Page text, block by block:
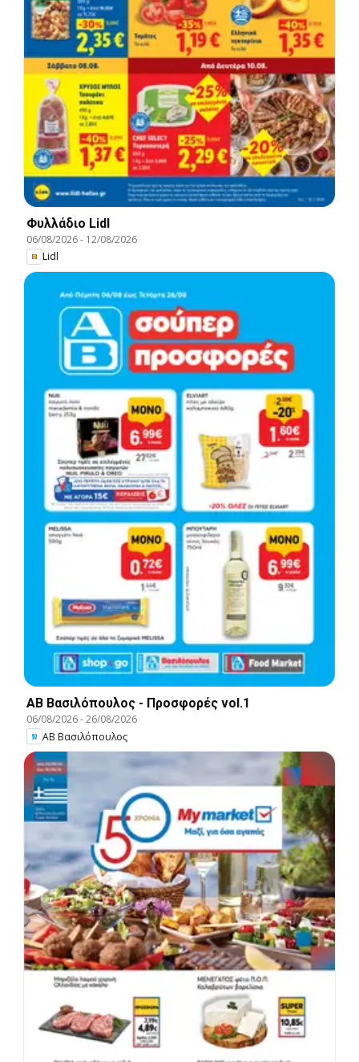
Φυλλάδιο Lidl
06/08/2026- 12/08/2026
Lidl
ΑΒ Βασιλόπουλος - Προσφορές vol.1
06/08/2026-26/08/2026
ΑΒ Βασιλόπουλος